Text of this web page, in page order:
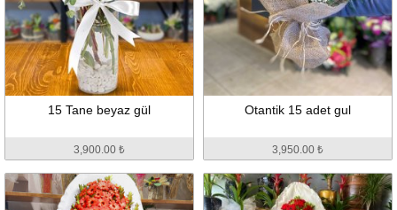
15 Tane beyaz gül
3,900.00 ₺
Otantik 15 adet gul
3,950.00 ₺